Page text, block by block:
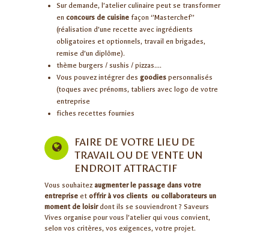
Sur demande, l’atelier culinaire peut se transformer
en concours de cuisine façon ‘’Masterchef’’
(réalisation d’une recette avec ingrédients
obligatoires et optionnels, travail en brigades,
remise d’un diplôme).
thème burgers / sushis / pizzas….
Vous pouvez intégrer des goodies personnalisés
(toques avec prénoms, tabliers avec logo de votre
entreprise
fiches recettes fournies
FAIRE DE VOTRE LIEU DE
TRAVAIL OU DE VENTE UN
ENDROIT ATTRACTIF
Vous souhaitez augmenter le passage dans votre
entreprise et offrir à vos clients ou collaborateurs un
moment de loisirdont ils se souviendront ? Saveurs
Vives organise pour vous l’atelier qui vous convient,
selon vos critères, vos exigences, votre projet.